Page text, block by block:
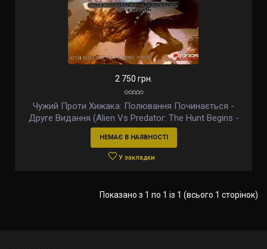
2 750 грн.
Чужий Проти Хижака: Полювання Починається -
Друге Видання (Alien Vs Predator: The Hunt Begins -
Second Edition) (англ)
НЕМАЄ В НАЯВНОСТІ
У закладки
Показано з 1 по 1 із 1 (всього 1 сторінок)